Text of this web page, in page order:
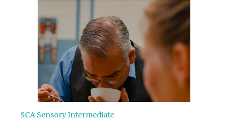
SCA Sensory Intermediate